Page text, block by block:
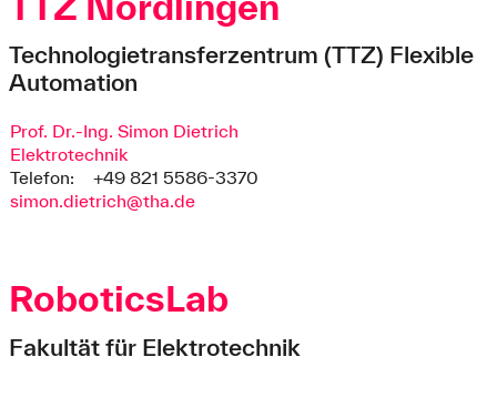
Technologietransferzentrum (TTZ) Flexible
Automation
Prof. Dr.-Ing. Simon Dietrich
Elektrotechnik
Telefon:
+49 821 5586-3370
simon.dietrich@tha.de
RoboticsLab
Fakultät für Elektrotechnik